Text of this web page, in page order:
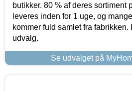
butikker. 80 % af deres sortiment
leveres inden for 1 uge, og
kommer fuld samlet fra
udvalg.
Se udvalget på